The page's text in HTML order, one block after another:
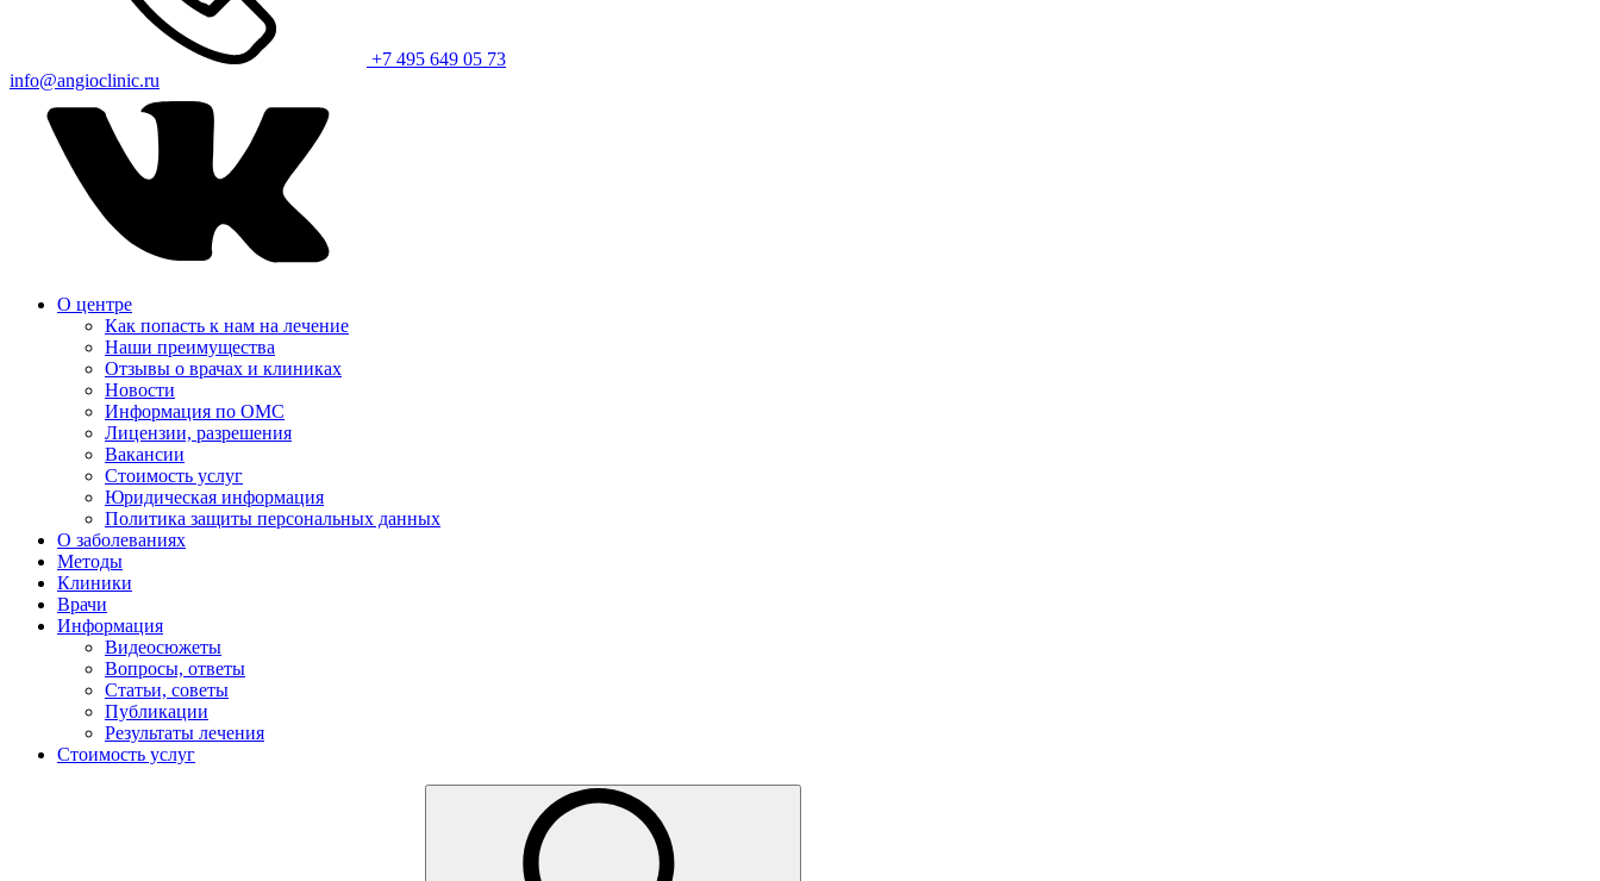
+7 495 649 05 73
info@angioclinic.ru
О центре
Как попасть к нам на лечение
Наши преимущества
Отзывы о врачах и клиниках
Новости
Информация по ОМС
Лицензии, разрешения
Вакансии
Стоимость услуг
Юридическая информация
Политика защиты персональных данных
О заболеваниях
Методы
Клиники
Врачи
Информация
Видеосюжеты
Вопросы, ответы
Статьи, советы
Публикации
Результаты лечения
Стоимость услуг